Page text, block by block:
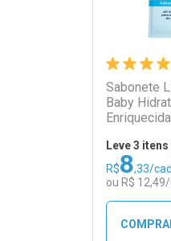
Ativar
Por R$
Por R$
Sabonete
Baby
Leve 3
R$8,33/
ou R$